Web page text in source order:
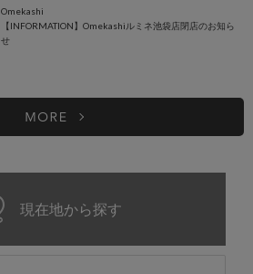
Omekashi
【INFORMATION】Omekashiルミネ池袋店閉店のお知ら
せ